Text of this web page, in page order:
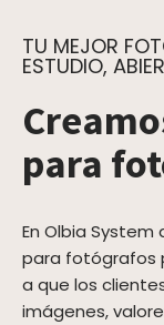
TU MEJOR
ESTUDIO,
para
En Olbia
para fotógrafos
a que los
imágenes,